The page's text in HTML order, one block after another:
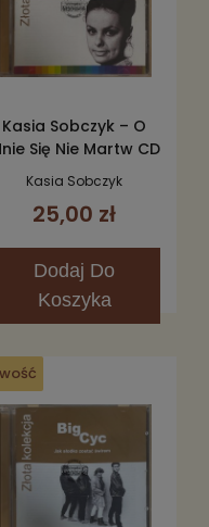
Kasia Sobczyk – O
Się Nie Martw CD
Kasia Sobczyk
25,00 zł
Dodaj Do
Koszyka